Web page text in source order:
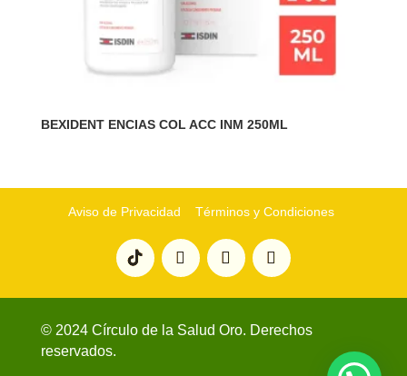
BEXIDENT ENCIAS COL ACC INM 250ML
Aviso de Privacidad Términos y Condiciones
© 2024 Círculo de la Salud Oro. Derechos
reservados.